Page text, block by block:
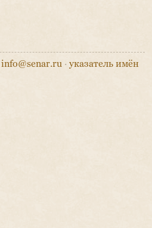
info@senar.ru · указатель имён